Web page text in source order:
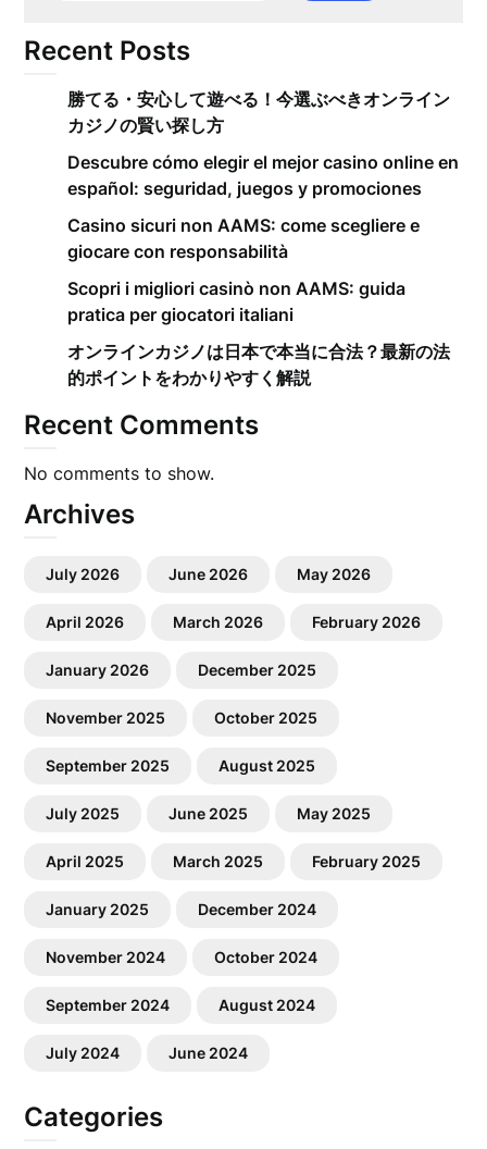
Recent Posts
勝てる・安心して遊べる！今選ぶべきオンライン
カジノの賢い探し方
Descubre cómo elegir el mejor casino online en
español: seguridad, juegos y promociones
Casino sicuri non AAMS: come scegliere e
giocare con responsabilità
Scopri i migliori casinò non AAMS: guida
pratica per giocatori italiani
オンラインカジノは日本で本当に合法？最新の法
的ポイントをわかりやすく解説
Recent Comments
No comments to show.
Archives
July 2026 June 2026 May 2026
April 2026 March 2026 February 2026
January 2026 December 2025
November 2025 October 2025
September 2025 August 2025
July 2025 June 2025 May 2025
April 2025 March 2025 February 2025
January 2025 December 2024
November 2024 October 2024
September 2024 August 2024
July 2024 June 2024
Categories